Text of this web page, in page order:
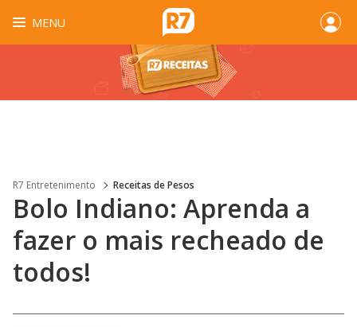
MENU
R7 Entretenimento Receitas de Pesos
Bolo Indiano: Aprenda a
fazer o mais recheado de
todos!